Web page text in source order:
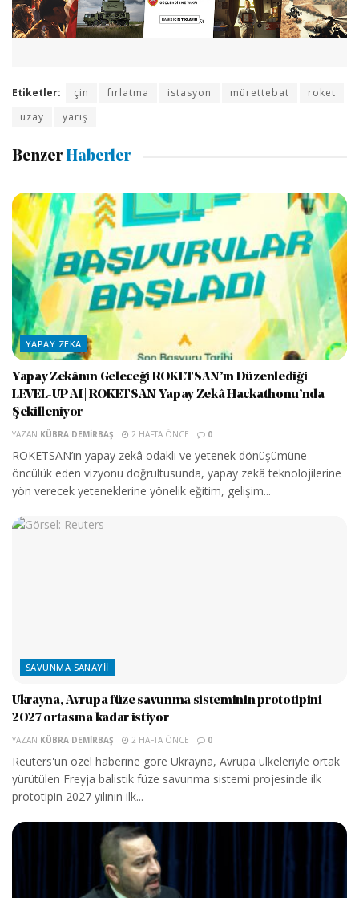
Etiketler: çin fırlatma istasyon mürettebat
roket
uzay
yarış
Benzer Haberler
YAPAY ZEKA
Yapay Zekânın Geleceği ROKETSAN’ın Düzenlediği
LEVEL-UP AI | ROKETSAN Yapay Zekâ Hackathonu’nda
Şekilleniyor
YAZAN KÜBRA DEMIRBAŞ 2 HAFTA ÖNCE 0
ROKETSAN’ın yapay zekâ odaklı ve yetenek dönüşümüne
öncülük eden vizyonu doğrultusunda, yapay zekâ teknolojilerine
yön verecek yeteneklerine yönelik eğitim, gelişim...
SAVUNMA SANAYII
Ukrayna, Avrupa füze savunma sisteminin prototipini
2027 ortasına kadar istiyor
YAZAN KÜBRA DEMIRBAŞ 2 HAFTA ÖNCE 0
Reuters'un özel haberine göre Ukrayna, Avrupa ülkeleriyle ortak
yürütülen Freyja balistik füze savunma sistemi projesinde ilk
prototipin 2027 yılının ilk...